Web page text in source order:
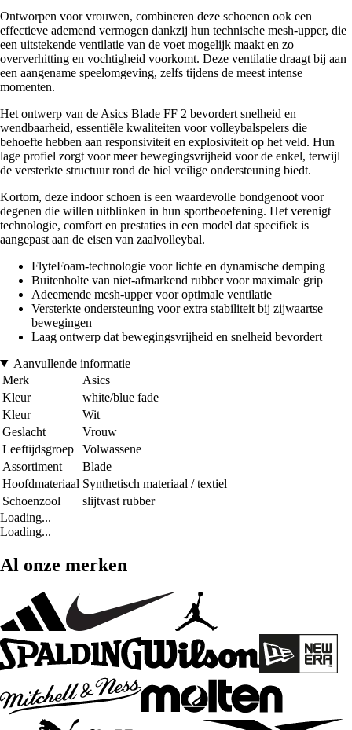
Ontworpen voor vrouwen, combineren deze schoenen ook een
effectieve ademend vermogen dankzij hun technische mesh-upper, die
een uitstekende ventilatie van de voet mogelijk maakt en zo
oververhitting en vochtigheid voorkomt. Deze ventilatie draagt bij aan
een aangename speelomgeving, zelfs tijdens de meest intense
momenten.
Het ontwerp van de Asics Blade FF 2 bevordert snelheid en
wendbaarheid, essentiële kwaliteiten voor volleybalspelers die
behoefte hebben aan responsiviteit en explosiviteit op het veld. Hun
lage profiel zorgt voor meer bewegingsvrijheid voor de enkel, terwijl
de versterkte structuur rond de hiel veilige ondersteuning biedt.
Kortom, deze indoor schoen is een waardevolle bondgenoot voor
degenen die willen uitblinken in hun sportbeoefening. Het verenigt
technologie, comfort en prestaties in een model dat specifiek is
aangepast aan de eisen van zaalvolleybal.
FlyteFoam-technologie voor lichte en dynamische demping
Buitenholte van niet-afmarkend rubber voor maximale grip
Adeemende mesh-upper voor optimale ventilatie
Versterkte ondersteuning voor extra stabiliteit bij zijwaartse
bewegingen
Laag ontwerp dat bewegingsvrijheid en snelheid bevordert
Aanvullende informatie
Merk
Asics
Kleur
white/blue fade
Kleur
Wit
Geslacht
Vrouw
Leeftijdsgroep
Volwassene
Assortiment
Blade
Hoofdmateriaal Synthetisch materiaal / textiel
Schoenzool
slijtvast rubber
Loading...
Loading...
Al onze merken